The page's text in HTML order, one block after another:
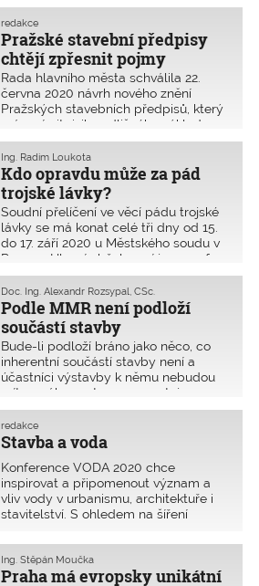
tvaru budovy (co nejnižší poměr A/V),
na využití obnovitelných druhů energií,
na orientaci budovy ke světovým
stranám a na tepelně technických
vlastnostech konstrukcí obálky
budovy a navržených technických
systémech.
Pražské stavební předpisy
chtějí zpřesnit pojmy
redakce
Rada hlavního města schválila 22.
června 2020 návrh nového znění
Pražských stavebních předpisů, který
má zmírnit riziko odlišného výkladu
zastavitelnosti území. Nyní půjde
návrh do připomínkového řízení.
Kdo opravdu může za pád
trojské lávky?
Ing. Radim Loukota
Soudní přelíčení ve věcí pádu trojské
lávky se má konat celé tři dny od 15.
do 17. září 2020 u Městského soudu v
Praze 1. Hlavní obžalovaní jsou prof.
Ing. Jiří Stráský, DSc., (projektant) a
Ing. Antonín Semecký (správce).
Průběh této absurdní obžaloby
budeme sledovat.
Podle MMR není podloží
součástí stavby
Doc. Ing. Alexandr Rozsypal, CSc.
Bude-li podloží bráno jako něco, co
inherentní součástí stavby není a
účastníci výstavby k němu nebudou
mít ze zákona stanovenou stejnou
odpovědnost jako k „horní“ stavební
konstrukci, tak se s četnými haváriemi
tkvícími v neočekávaných reakcích
stejně často jako dosud. A spolu s tím
i se snahami vyprávět pohádky o tom,
že byly způsobené vyšší mocí.
Stavba a voda
redakce
Konference VODA 2020 chce
inspirovat a připomenout význam a
vliv vody v urbanismu, architektuře i
stavitelství. S ohledem na šíření
přesunuta na 7.-8. 6. 2021. V původním
termínu dne 20. 10. 2020 proběhne od
15.00 webinář.
Praha má evropsky unikátní
Ing. Štěpán Moučka